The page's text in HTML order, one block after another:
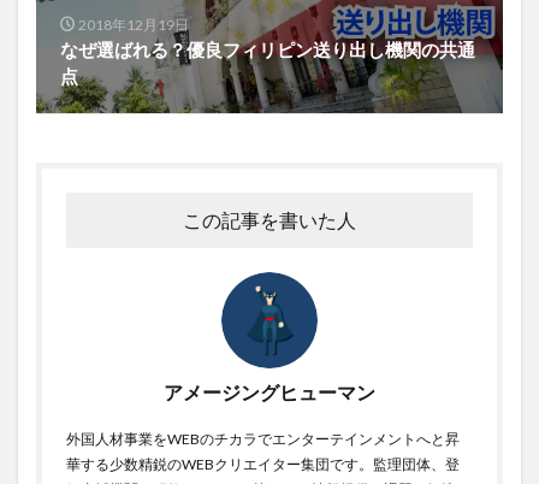
2018年12月19日
なぜ選ばれる？優良フィリピン送り出し機関の共通
点
この記事を書いた人
アメージングヒューマン
外国人材事業をWEBのチカラでエンターテインメントへと昇
華する少数精鋭のWEBクリエイター集団です。監理団体、登